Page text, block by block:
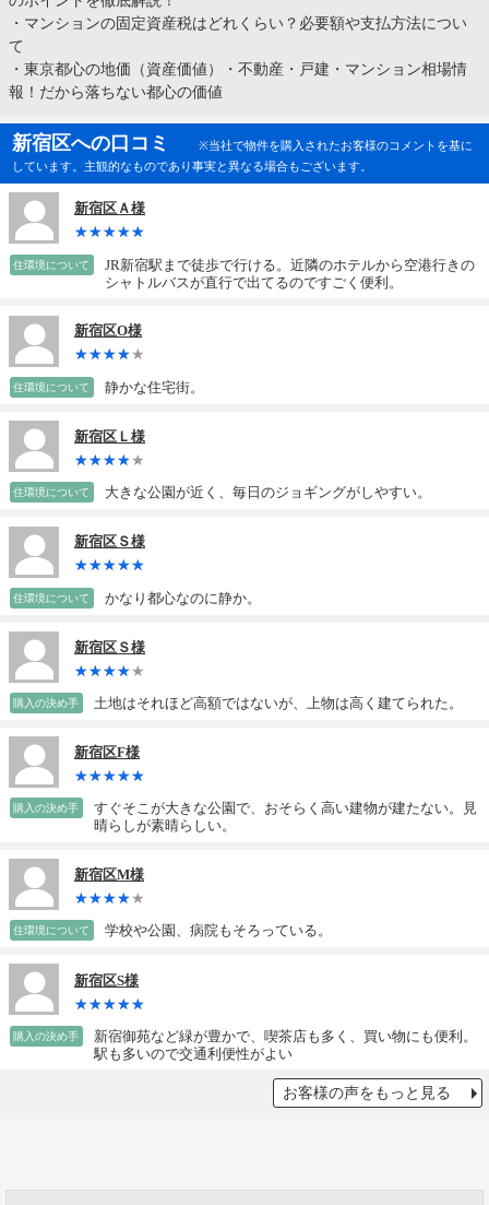
・ マンションの固定資産税はどれくらい？必要額や支払方法につい
て
・ 東京都心の地価（資産価値）・不動産・戸建・マンション相場情
報！だから落ちない都心の価値
新宿区への口コミ
※当社で物件を購入されたお客様のコメントを基に
しています。主観的なものであり事実と異なる場合もございます。
新宿区Ａ様
住環境について
JR新宿駅まで徒歩で行ける。近隣のホテルから空港行きの
シャトルバスが直行で出てるのですごく便利。
新宿区O様
住環境について 静かな住宅街。
新宿区Ｌ様
住環境について 大きな公園が近く、毎日のジョギングがしやすい。
新宿区Ｓ様
住環境について かなり都心なのに静か。
新宿区Ｓ様
購入の決め手 土地はそれほど高額ではないが、上物は高く建てられた。
新宿区F様
購入の決め手
すぐそこが大きな公園で、おそらく高い建物が建たない。見
晴らしが素晴らしい。
新宿区M様
住環境について 学校や公園、病院もそろっている。
新宿区S様
購入の決め手
新宿御苑など緑が豊かで、喫茶店も多く、買い物にも便利。
駅も多いので交通利便性がよい
お客様の声をもっと見る